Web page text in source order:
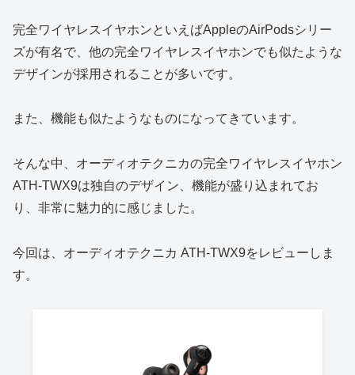
完全ワイヤレスイヤホンといえばAppleのAirPodsシリー
ズが有名で、他の完全ワイヤレスイヤホンでも似たような
デザインが採用されることが多いです。
また、機能も似たようなものになってきています。
そんな中、オーディオテクニカの完全ワイヤレスイヤホン
ATH-TWX9は独自のデザイン、機能が盛り込まれてお
り、非常に魅力的に感じました。
今回は、オーディオテクニカ ATH-TWX9をレビューしま
す。